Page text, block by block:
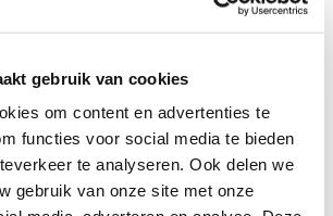
gebruik van cookies
om content en advertenties te
functies voor social media te bieden
te analyseren. Ook delen we
gebruik van onze site met onze
eitjes in wollen kleding, waar
en zorgen voor gaten in je
moet je dus de
Mottenballen zijn
maar ze ruiken verre